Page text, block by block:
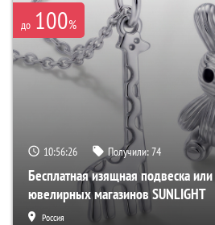
до 100%
10:56:25 Получили:74
Бесплатная изящная подвеска
ювелирных магазинов SUNLIGHT
Россия